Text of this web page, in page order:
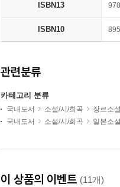
ISBN13
ISBN10
관련분류
카테고리 분류
국내도서 소설/시/희곡 장르소설
국내도서
소설/시/희곡 일본소설
이 상품의 이벤트 (11개)